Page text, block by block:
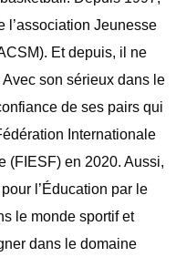
l’association Jeunesse
Et depuis, il ne
son sérieux dans le
de ses pairs qui
Internationale
(FIESF) en 2020. Aussi,
l’Éducation par le
le monde sportif et
dans le domaine